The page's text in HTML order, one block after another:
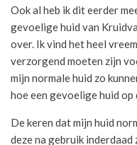
Ook al heb ik dit eerder
gevoelige huid van
over. Ik vind het heel
verzorgend moeten zijn
mijn normale huid zo
hoe een gevoelige huid op
De keren dat mijn huid
deze na gebruik